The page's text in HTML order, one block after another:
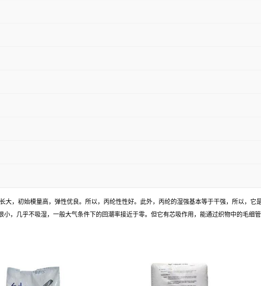
大，初始模量高，弹性优良。所以，丙纶性性好。此外，丙纶的湿强基本等于干强，所以，它
，几乎不吸湿，一般大气条件下的回潮率接近于零。但它有芯吸作用，能通过织物中的毛细